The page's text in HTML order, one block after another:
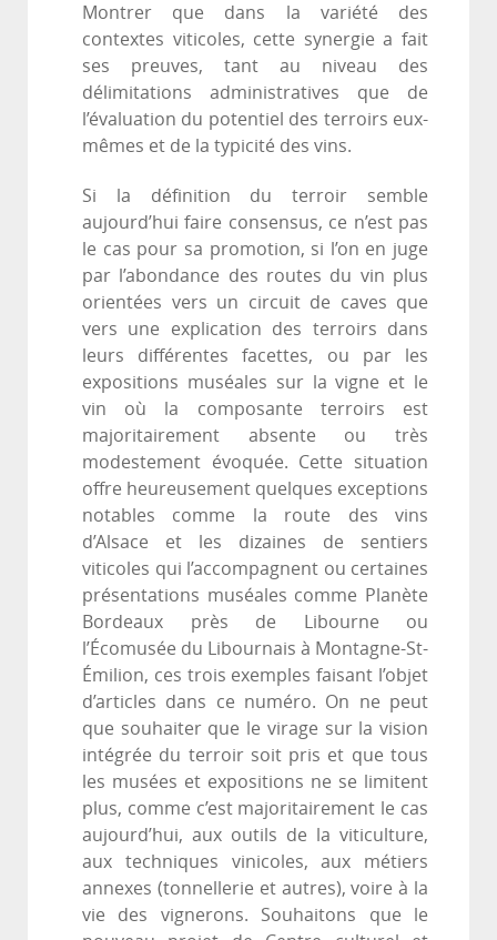
Montrer que dans la variété des
contextes viticoles, cette synergie a fait
ses preuves, tant au niveau des
délimitations administratives que de
l’évaluation du potentiel des terroirs eux-
mêmes et de la typicité des vins.
Si la définition du terroir semble
aujourd’hui faire consensus, ce n’est pas
le cas pour sa promotion, si l’on en juge
par l’abondance des routes du vin plus
orientées vers un circuit de caves que
vers une explication des terroirs dans
leurs différentes facettes, ou par les
expositions muséales sur la vigne et le
vin où la composante terroirs est
majoritairement absente ou très
modestement évoquée. Cette situation
offre heureusement quelques exceptions
notables comme la route des vins
d’Alsace et les dizaines de sentiers
viticoles qui l’accompagnent ou certaines
présentations muséales comme Planète
Bordeaux près de Libourne ou
l’Écomusée du Libournais à Montagne-St-
Émilion, ces trois exemples faisant l’objet
d’articles dans ce numéro. On ne peut
que souhaiter que le virage sur la vision
intégrée du terroir soit pris et que tous
les musées et expositions ne se limitent
plus, comme c’est majoritairement le cas
aujourd’hui, aux outils de la viticulture,
aux techniques vinicoles, aux métiers
annexes (tonnellerie et autres), voire à la
vie des vignerons. Souhaitons que le